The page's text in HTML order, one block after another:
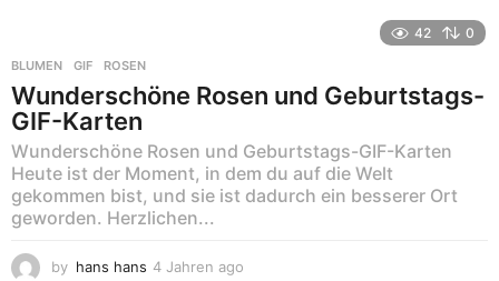
t
a
g
o
42 0
BLUMEN ,GIF ,ROSEN
Wunderschöne Rosen und Geburtstags-
GIF-Karten
Wunderschöne Rosen und Geburtstags-GIF-Karten
Heute ist der Moment, in dem du auf die Welt
gekommen bist, und sie ist dadurch ein besserer Ort
geworden. Herzlichen...
by hans hans 4 Jahren ago